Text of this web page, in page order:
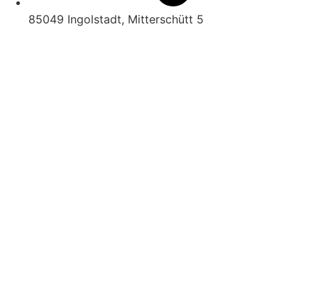
85049 Ingolstadt, Mitterschütt 5